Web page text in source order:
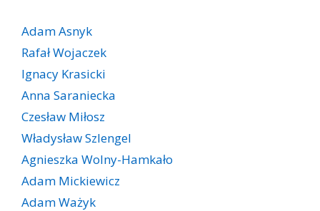
Adam Asnyk
Rafał Wojaczek
Ignacy Krasicki
Anna Saraniecka
Czesław Miłosz
Władysław Szlengel
Agnieszka Wolny-Hamkało
Adam Mickiewicz
Adam Ważyk